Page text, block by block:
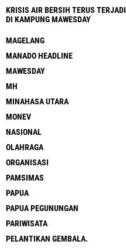
KRISIS AIR BERSIH TERUS TERJADI
DI KAMPUNG MAWESDAY
MAGELANG
MANADO HEADLINE
MAWESDAY
MH
MINAHASA UTARA
MONEV
NASIONAL
OLAHRAGA
ORGANISASI
PAMSIMAS
PAPUA
PAPUA PEGUNUNGAN
PARIWISATA
PELANTIKAN GEMBALA.